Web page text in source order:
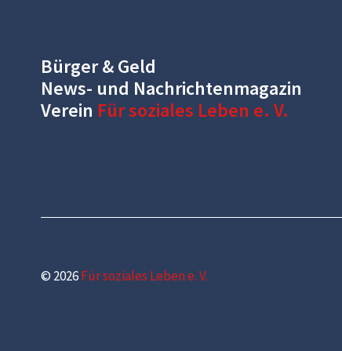
Bürger & Geld
News- und Nachrichtenmagazin
Verein Für soziales Leben e. V.
© 2026Für soziales Leben e. V.